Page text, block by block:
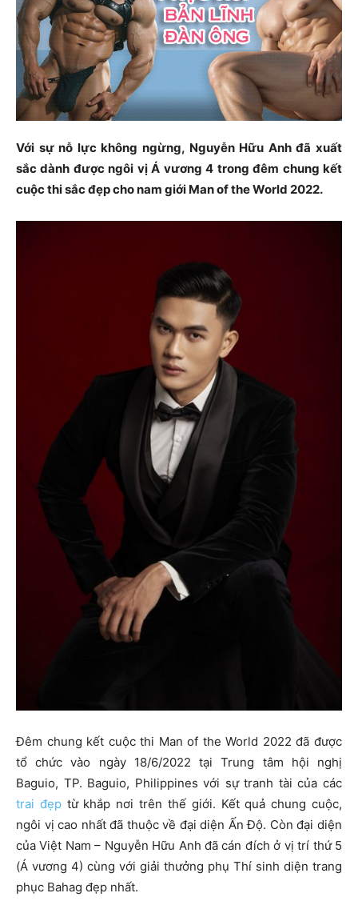
Với sự nỗ lực không ngừng, Nguyễn Hữu Anh đã xuất
sắc dành được ngôi vị Á vương 4 trong đêm chung kết
cuộc thi sắc đẹp cho nam giới Man of the World 2022.
Đêm chung kết cuộc thi Man of the World 2022 đã được
tổ chức vào ngày 18/6/2022 tại Trung tâm hội nghị
Baguio, TP. Baguio, Philippines với sự tranh tài của các
trai đẹptừ khắp nơi trên thế giới. Kết quả chung cuộc,
ngôi vị cao nhất đã thuộc về đại diện Ấn Độ. Còn đại diện
của Việt Nam – Nguyễn Hữu Anh đã cán đích ở vị trí thứ 5
(Á vương 4) cùng với giải thưởng phụ Thí sinh diện trang
phục Bahag đẹp nhất.